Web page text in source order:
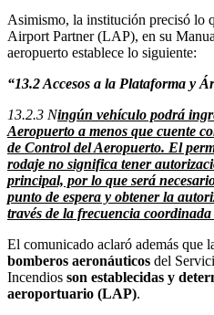
Asimismo, la institución precisó lo
Airport Partner (LAP), en su
aeropuerto establece lo siguiente:
“13.2 Accesos a la Plataforma y
13.2.3 Ningún vehículo podrá
Aeropuerto a menos que cuente
de Control del Aeropuerto. El
rodaje no significa tener
principal, por lo que será
punto de espera y obtener la
través de la frecuencia
El comunicado aclaró además que
bomberos aeronáuticos del
Incendios son establecidas y
aeroportuario (LAP).